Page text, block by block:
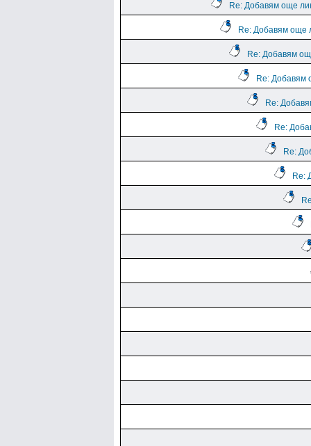
Re: Добавям още
Re: Добавям още
Re: Добавям
Re: Добавям
Re:
Re:
Re:
Re: